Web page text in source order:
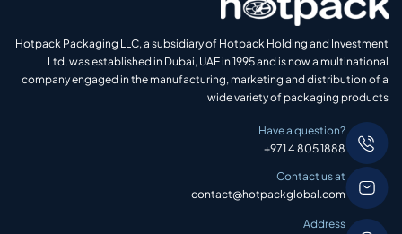
Hotpack Packaging LLC, a subsidiary of Hotpack Holding and Investment
Ltd, was established in Dubai, UAE in 1995 and is now a multinational
company engaged in the manufacturing, marketing and distribution of a
wide variety of packaging products
Have a question?
+971 4 805 1888
Contact us at
contact@hotpackglobal.com
Address